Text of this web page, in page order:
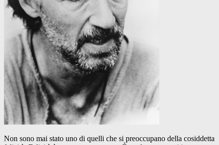
Non sono mai stato uno di quelli che si preoccupano della cosiddetta